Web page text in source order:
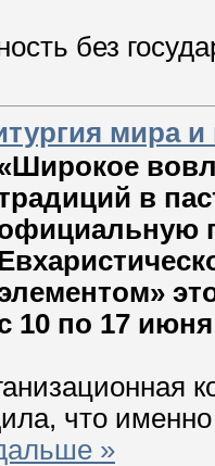
без
мира
в
10 по 17
что
»